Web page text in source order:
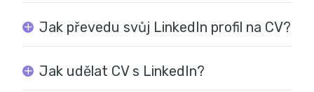
Jak převedu svůj LinkedIn profil na CV?
Jak udělat CV s LinkedIn?